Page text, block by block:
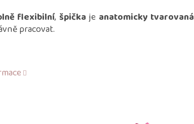
flexibilní, špička je anatomicky tvarovaná
pracovat.